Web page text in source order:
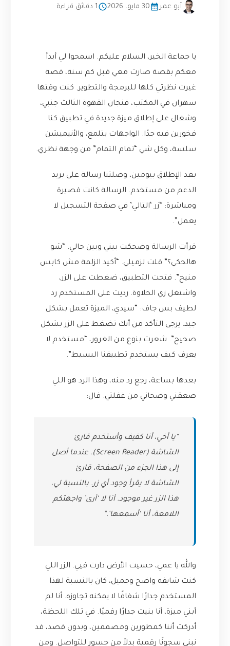
أبو عمر 30 مايو، 2026 1 دقائق قراءة
يا جماعة الخير، السلام عليكم. اسمحوا لي أبدأ
معكم بقصة صارت معي قبل كم سنة، قصة
غيرت نظرتي كلها للبرمجة والتطوير. كنت وقتها
سهران في المكتب، فنجان القهوة الثالث جنبي،
وشغال على إطلاق ميزة جديدة في تطبيق كنا
فخورين فيه جدًا. الواجهات بتلمع، والأنيميشن
سلسة، وكل شي “تمام التمام” من وجهة نظري.
بعد الإطلاق بيومين، وصلتنا رسالة على بريد
الدعم من مستخدم. الرسالة كانت قصيرة
ومباشرة: “زر ‘التالي’ في صفحة التسجيل لا
يعمل”.
قرأت الرسالة وضحكت بيني وبين حالي. “شو
هالحكي؟” قلت لزميلي. “أكيد الزلمة مش كابس
منيح”. فتحت التطبيق، ضغطت على الزر،
واشتغل زي الحلاوة. رديت على المستخدم رد
لطيف بس جاف: “سيدي، الميزة تعمل بشكل
جيد. يرجى التأكد من أنك تضغط على الزر بشكل
صحيح”. شعرت بنوع من الغرور، “مستخدم لا
يعرف كيف يستخدم تطبيقنا البسيط”.
بعدها بساعة، رجع رد منه، وهذا الرد هو اللي
صعقني وصحاني من غفلتي. قال:
“يا أخي، أنا كفيف وأستخدم قارئ
الشاشة (Screen Reader). عندما أصل
إلى هذا الجزء من الصفحة، قارئ
الشاشة لا يقرأ وجود أي زر. بالنسبة لي،
هذا الزر غير موجود. أنا لا ‘أرى’ واجهتكم
اللامعة، أنا ‘أسمعها’.”
والله يا عمي، حسيت الأرض دارت فيي. الزر اللي
كنت شايفه واضح وجميل، كان بالنسبة لهذا
المستخدم جدارًا شفافًا لا يمكنه تجاوزه. أنا لم
أبني ميزة، أنا بنيت جدارًا رقميًا. في تلك اللحظة،
أدركت أننا كمطورين ومصممين، وبدون قصد، قد
نبني سجونًا رقمية بدلاً من جسور للتواصل. ومن